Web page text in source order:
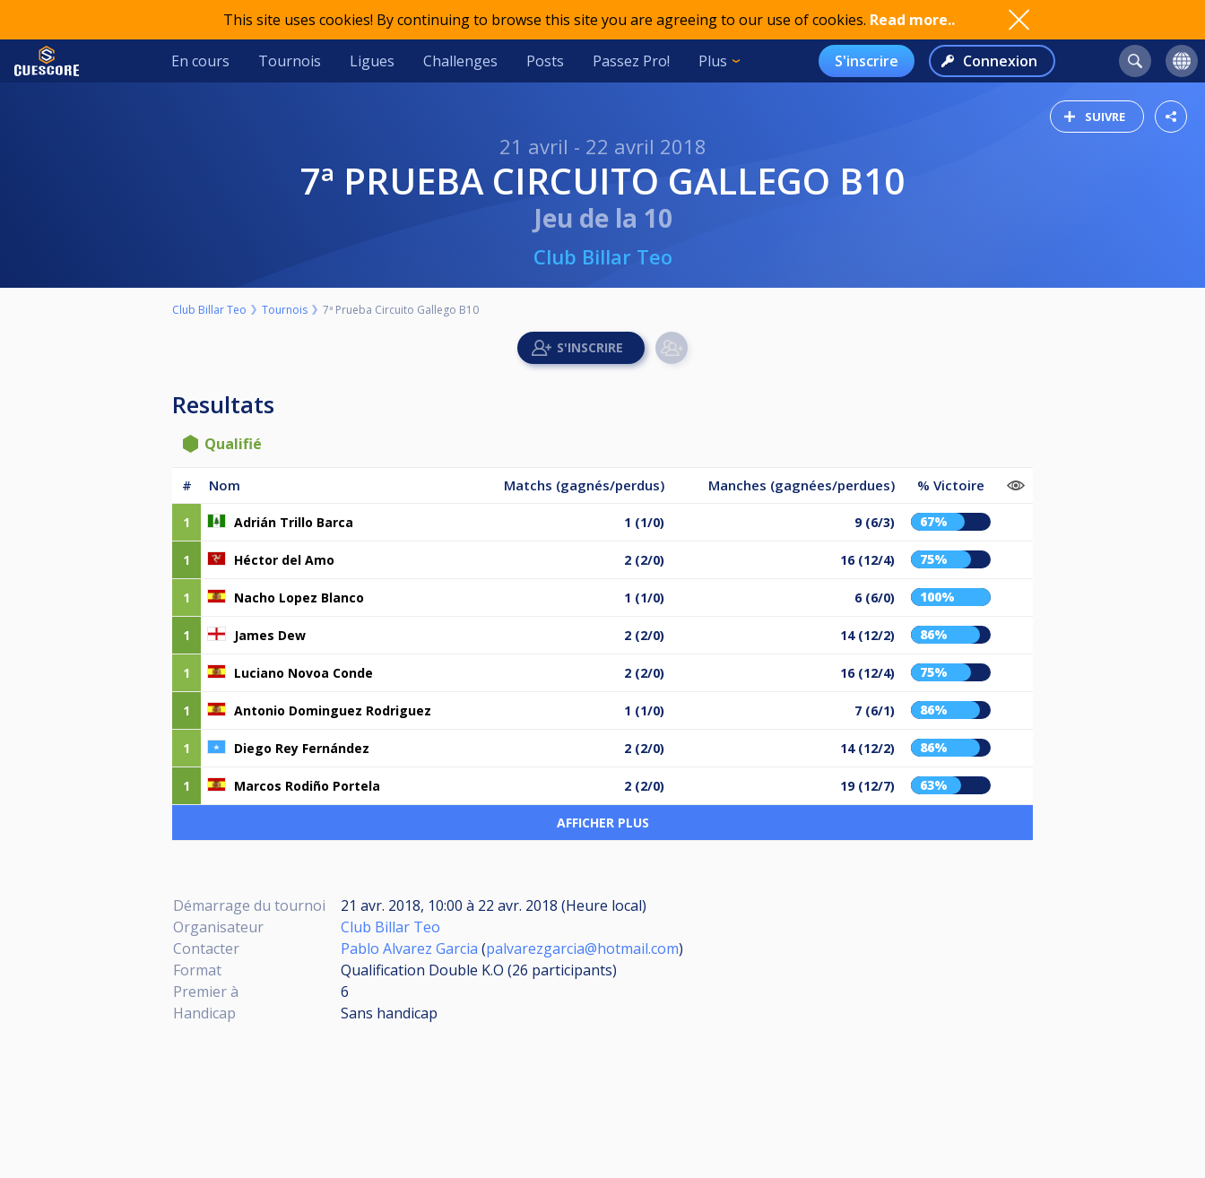
This site uses cookies! By continuing to browse this site you are agreeing to our use of cookies. Read more..
En cours Tournois Ligues Challenges Posts Passez Pro! Plus S'inscrire Connexion
SUIVRE
21 avril - 22 avril 2018
7ª PRUEBA CIRCUITO GALLEGO B10
Jeu de la 10
Club Billar Teo
Club Billar Teo Tournois 7ª Prueba Circuito Gallego B10
Resultats
Qualifié
# Nom Matchs (gagnés/perdus) Manches (gagnées/perdues) % Victoire
1 Adrián Trillo Barca 1 (1/0) 9 (6/3) 67%
1 Héctor del Amo 2 (2/0) 16 (12/4) 75%
1 Nacho Lopez Blanco 1 (1/0) 6 (6/0) 100%
1 James Dew 2 (2/0) 14 (12/2) 86%
1 Luciano Novoa Conde 2 (2/0) 16 (12/4) 75%
1 Antonio Dominguez Rodriguez 1 (1/0) 7 (6/1) 86%
1 Diego Rey Fernández 2 (2/0) 14 (12/2) 86%
1 Marcos Rodiño Portela 2 (2/0) 19 (12/7) 63%
AFFICHER PLUS
Démarrage du tournoi 21 avr. 2018, 10:00 à 22 avr. 2018 (Heure local)
Organisateur
Club Billar Teo
Contacter
Pablo Alvarez Garcia (palvarezgarcia@hotmail.com)
Format
Qualification Double K.O (26 participants)
Premier à
6
Handicap
Sans handicap